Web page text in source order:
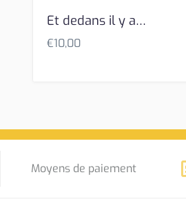
Et dedans il y a…
€10,00
Moyens de paiement